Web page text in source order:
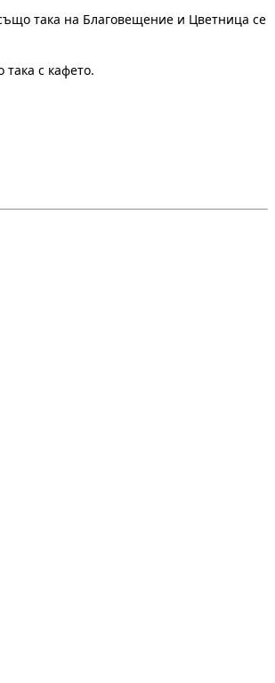
така на Благовещение и Цветница се
с кафето.